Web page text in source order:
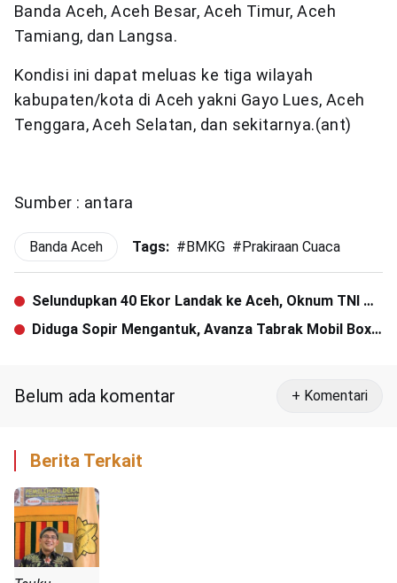
Banda Aceh, Aceh Besar, Aceh Timur, Aceh
Tamiang, dan Langsa.
Kondisi ini dapat meluas ke tiga wilayah
kabupaten/kota di Aceh yakni Gayo Lues, Aceh
Tenggara, Aceh Selatan, dan sekitarnya.(ant)
Sumber : antara
Banda Aceh Tags: #BMKG #Prakiraan Cuaca
Selundupkan 40 Ekor Landak ke Aceh, Oknum TNI AU
Ditangkap Polhut
Diduga Sopir Mengantuk, Avanza Tabrak Mobil Box
Belum ada komentar + Komentari
Berita Terkait